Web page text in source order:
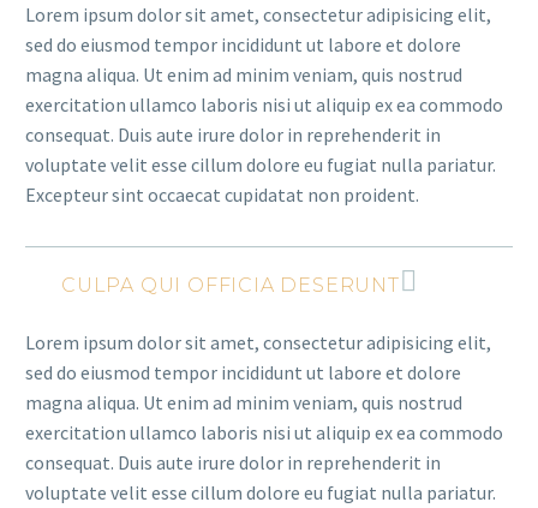
Lorem ipsum dolor sit amet, consectetur adipisicing elit,
sed do eiusmod tempor incididunt ut labore et dolore
magna aliqua. Ut enim ad minim veniam, quis nostrud
exercitation ullamco laboris nisi ut aliquip ex ea commodo
consequat. Duis aute irure dolor in reprehenderit in
voluptate velit esse cillum dolore eu fugiat nulla pariatur.
Excepteur sint occaecat cupidatat non proident.
CULPA QUI OFFICIA DESERUNT
Lorem ipsum dolor sit amet, consectetur adipisicing elit,
sed do eiusmod tempor incididunt ut labore et dolore
magna aliqua. Ut enim ad minim veniam, quis nostrud
exercitation ullamco laboris nisi ut aliquip ex ea commodo
consequat. Duis aute irure dolor in reprehenderit in
voluptate velit esse cillum dolore eu fugiat nulla pariatur.